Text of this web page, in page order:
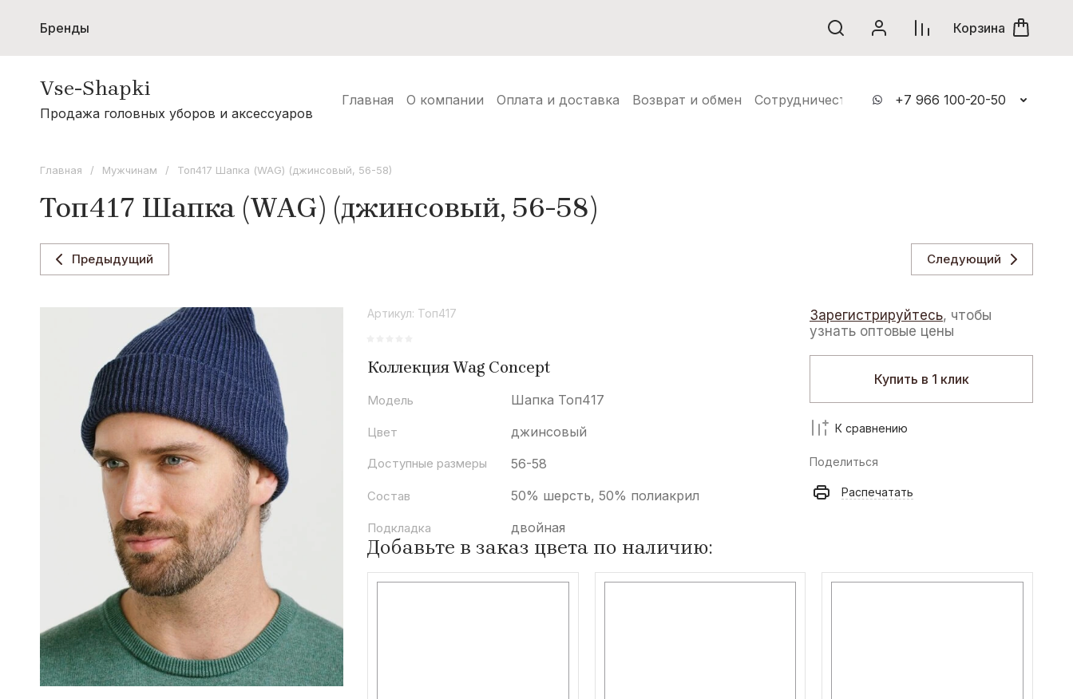
Бренды
А - Я
Коллекция Noryalli
Коллекция Dispacci
Коллекция Wag Concept
Коллекция Paola Belleza
Акции
Корзина
Vse-Shapki
Продажа головных уборов и аксессуаров
Главная О компании Оплата и доставка Возврат и обмен Сотрудничество Контакты
+7 966 100-20-50
Главная / Мужчинам / Топ417 Шапка (WAG) (джинсовый, 56-58)
Топ417 Шапка (WAG) (джинсовый, 56-58)
Предыдущий Следующий
Артикул: Топ417
Коллекция Wag Concept
Модель Шапка Топ417
Цвет джинсовый
Доступные размеры 56-58
Состав 50% шерсть, 50% полиакрил
Подкладка двойная
Зарегистрируйтесь, чтобы
узнать оптовые цены
Купить в 1 клик
К сравнению
Поделиться
Распечатать
Добавьте в заказ цвета по наличию: